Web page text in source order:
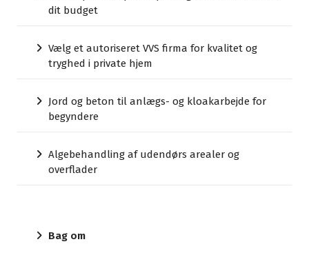
dit budget
Vælg et autoriseret VVS firma for kvalitet og
tryghed i private hjem
Jord og beton til anlægs- og kloakarbejde for
begyndere
Algebehandling af udendørs arealer og
overflader
Bag om